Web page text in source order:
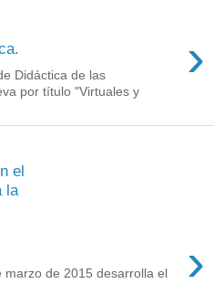
›
Didáctica de las
por título "Virtuales y
el
la
›
marzo de 2015 desarrolla el